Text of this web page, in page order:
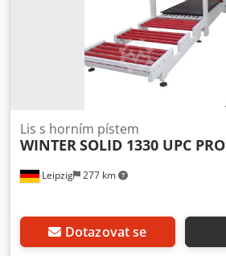
Leipzig 277 km
Lis s horním pístem
WINTERSOLID 1330 UPC PRO
Dotazovat se